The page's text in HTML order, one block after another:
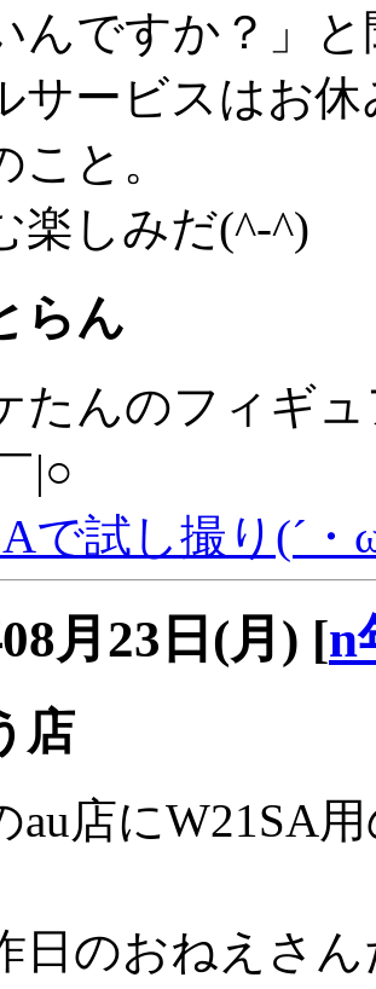
んですか？」
サービスはお
こと。
楽しみだ(^-^)
らん
たんのフィギ
|○
で試し撮り(´・
月23日(月) [n
店
au店にW21SA
日のおねえさ